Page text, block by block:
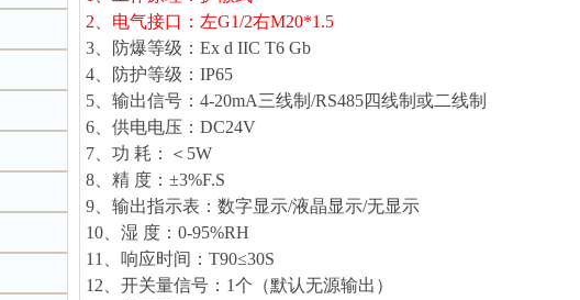
2、电气接口：左G1/2右M20*1.5
3、防爆等级：Ex d IIC T6 Gb
4、防护等级：IP65
5、输出信号：4-20mA三线制/RS485四线制或二线制
6、供电电压：DC24V
7、功 耗：＜5W
8、精 度：±3%F.S
9、输出指示表：数字显示/液晶显示/无显示
10、湿 度：0-95%RH
11、响应时间：T90≤30S
12、开关量信号：1个（默认无源输出 ）